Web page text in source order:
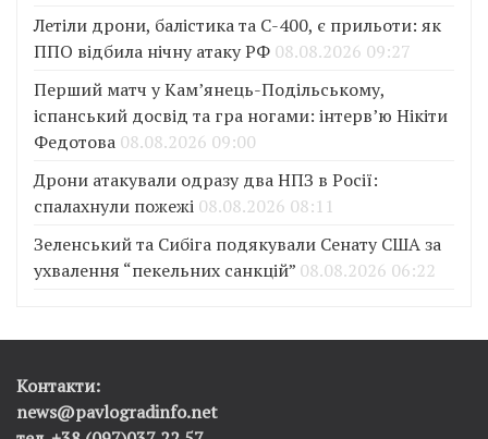
Летіли дрони, балістика та С-400, є прильоти: як
ППО відбила нічну атаку РФ 08.08.2026 09:27
Перший матч у Кам’янець-Подільському,
іспанський досвід та гра ногами: інтерв’ю Нікіти
Федотова 08.08.2026 09:00
Дрони атакували одразу два НПЗ в Росії:
спалахнули пожежі 08.08.2026 08:11
Зеленський та Сибіга подякували Сенату США за
ухвалення “пекельних санкцій” 08.08.2026 06:22
Контакти:
news@pavlogradinfo.net